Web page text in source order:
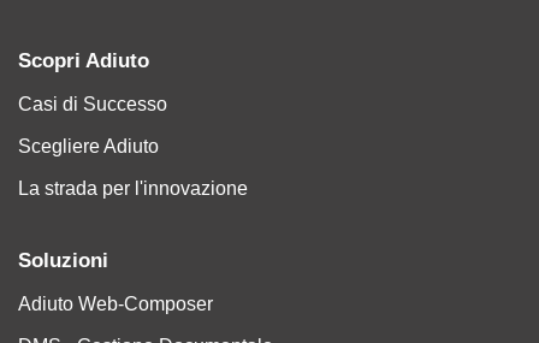
Scopri Adiuto
Casi di Successo
Scegliere Adiuto
La strada per l'innovazione
Soluzioni
Adiuto Web-Composer